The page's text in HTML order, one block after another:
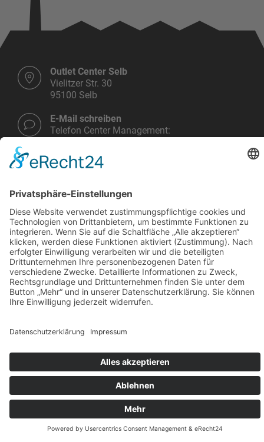
Outlet Center Selb
Vielitzer Str. 30
95100 Selb
E-Mail schreiben
Telefon Center Management:
Montag bis Samstag
Weitere Infos HIER!
Vermietung
KARRIERE
KONTAKT & ANFAHRT
IMPRESSUM
DATENSCHUTZ